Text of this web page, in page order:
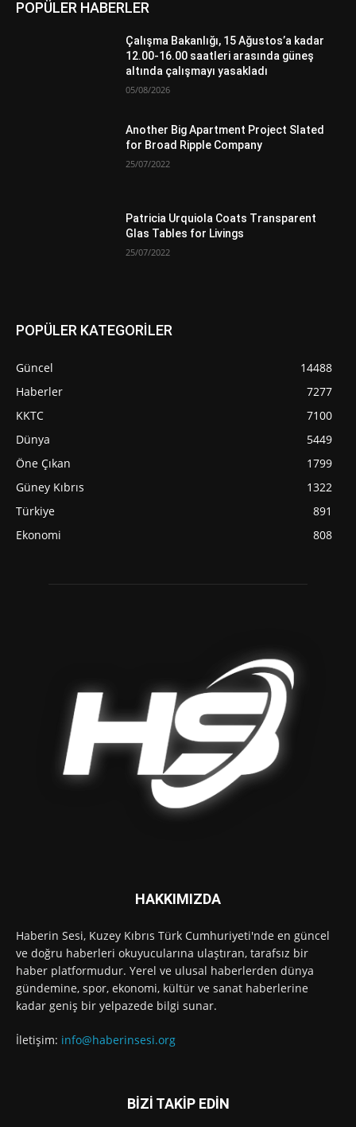
POPÜLER HABERLER
Çalışma Bakanlığı, 15 Ağustos’a kadar
12.00-16.00 saatleri arasında güneş
altında çalışmayı yasakladı
05/08/2026
Another Big Apartment Project Slated
for Broad Ripple Company
25/07/2022
Patricia Urquiola Coats Transparent
Glas Tables for Livings
25/07/2022
POPÜLER KATEGORİLER
Güncel
14488
Haberler
7277
KKTC
7100
Dünya
5449
Öne Çıkan
1799
Güney Kıbrıs
1322
Türkiye
891
Ekonomi
808
HAKKIMIZDA
Haberin Sesi, Kuzey Kıbrıs Türk Cumhuriyeti'nde en güncel
ve doğru haberleri okuyucularına ulaştıran, tarafsız bir
haber platformudur. Yerel ve ulusal haberlerden dünya
gündemine, spor, ekonomi, kültür ve sanat haberlerine
kadar geniş bir yelpazede bilgi sunar.
İletişim: info@haberinsesi.org
BİZİ TAKİP EDİN